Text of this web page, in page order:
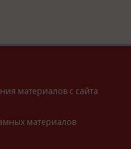
материалов с сайта
материалов